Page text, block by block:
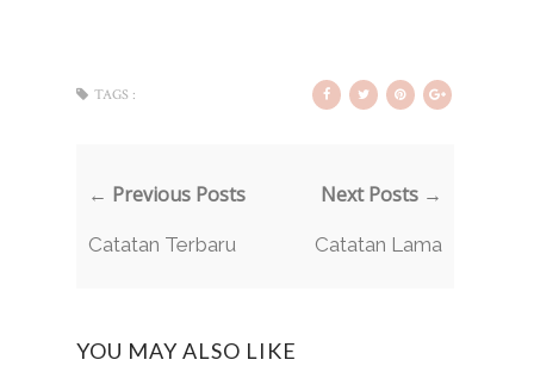
TAGS :
← Previous Posts
Catatan Terbaru
Next Posts →
Catatan Lama
YOU MAY ALSO LIKE